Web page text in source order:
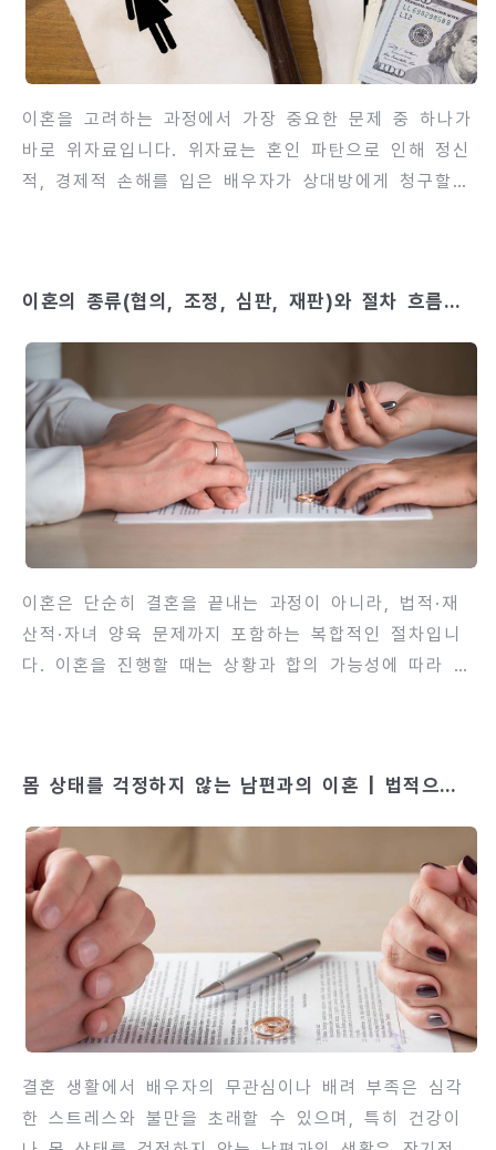
이혼을 고려하는 과정에서 가장 중요한 문제 중 하나가
바로 위자료입니다. 위자료는 혼인 파탄으로 인해 정신
적, 경제적 손해를 입은 배우자가 상대방에게 청구할
청구할 수 있는지 여부, 청구 금액, 지급 방법 등은 각
다. 이번 글에서는 위자료의 개념, 청구 가능한 사유,
구체적인 청구 방법과 절차, 주의사항을 자세히 안내합
니다. 이를 통해 이혼 과정에서 위자료 문제를 체계적
으로 준비하고, 향후 분쟁을 예방할 수 있습니
다.contents 1. 위자료..
이혼의 종류(협의, 조정, 심판, 재판)와 절차 흐름을
이혼은 단순히 결혼을 끝내는 과정이 아니라, 법적·재
산적·자녀 양육 문제까지 포함하는 복합적인 절차입니
다. 이혼을 진행할 때는 상황과 합의 가능성에 따라 다
함)으로 나뉘며, 각 과정마다 요구되는 절차와 필요 서
필요한 분쟁을 예방하고, 원활하게 이혼을 진행할 수
있습니다. 이번 글에서는 협의, 조정, 심판, 재판 등 이
혼의 종류별 특징과 절차 흐름, 주의해야 할 사항을 단
계별로 상세히 안내합니다.contents 1. 협의이혼협의
이혼은 부부가 서로 합의하여 이혼하고, 재산분할과 양
육권 등 모든 사..
몸 상태를 걱정하지 않는 남편과의 이혼 | 법적으로
결혼 생활에서 배우자의 무관심이나 배려 부족은 심각
한 스트레스와 불만을 초래할 수 있으며, 특히 건강이